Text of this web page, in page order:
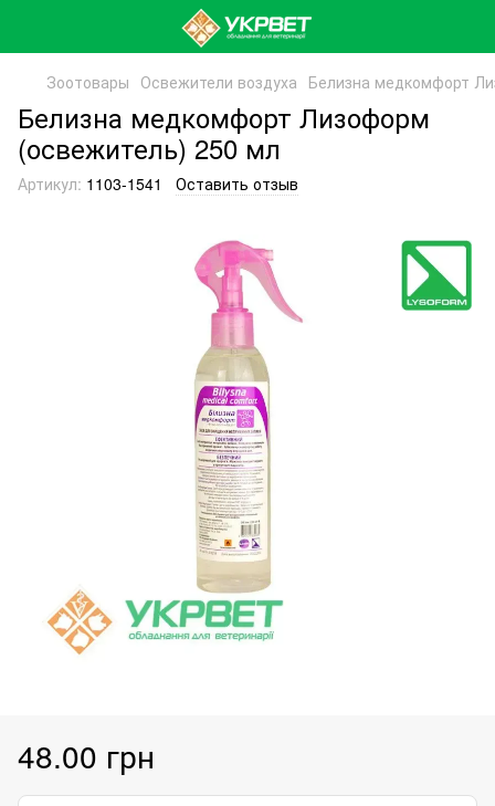
Зоотовары Освежители воздуха Белизна медкомфорт
Белизна медкомфорт Лизоформ
(освежитель) 250 мл
Артикул: 1103-1541 Оставить отзыв
48.00 грн